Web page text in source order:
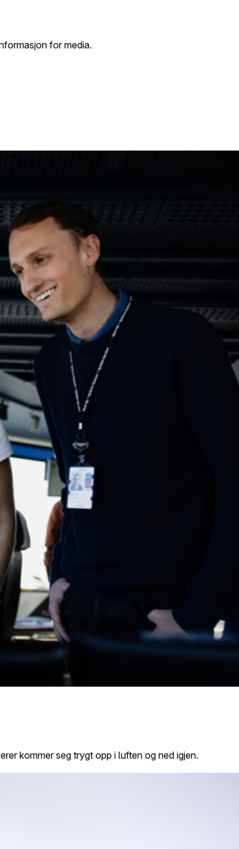
for media.
kommer seg trygt opp i luften og ned igjen.